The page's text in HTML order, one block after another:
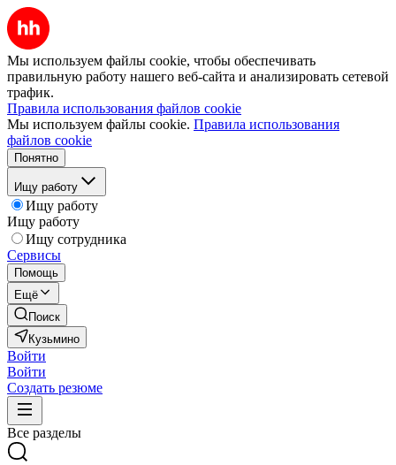
Мы используем файлы cookie, чтобы обеспечивать
правильную работу нашего веб-сайта и анализировать сетевой
трафик.
Правила использования файлов cookie
Мы используем файлы cookie. Правила использования
файлов cookie
Понятно
Ищу работу
Ищу работу
Ищу работу
Ищу сотрудника
Сервисы
Помощь
Ещё
Поиск
Кузьмино
Войти
Войти
Создать резюме
Все разделы